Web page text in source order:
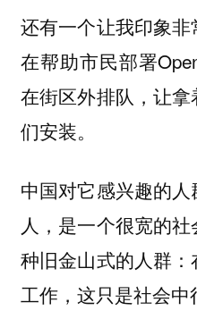
还有一个让我印象
在帮助市民部署
在街区外排队，让
们安装。
中国对它感兴趣的
人，是一个很宽的
种旧金山式的人群
工作，这只是社会中